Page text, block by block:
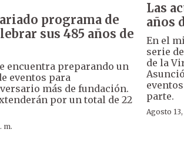
programa de
sus 485 años de
encuentra preparando un
eventos para
más de fundación.
por un total de 22
m.
Las
años
En el
serie
de la
parte.
Agosto 13,